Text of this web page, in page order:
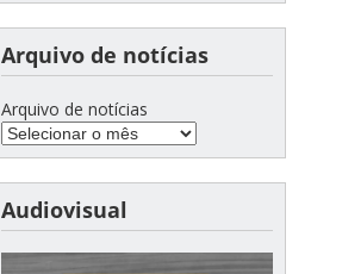
Arquivo de notícias
Arquivo de notícias
Audiovisual